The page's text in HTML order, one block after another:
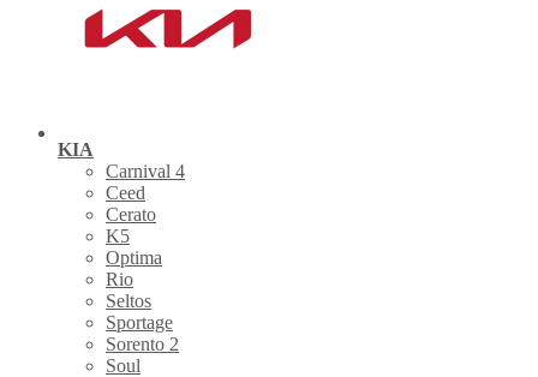
KIA
Carnival 4
Ceed
Cerato
K5
Optima
Rio
Seltos
Sportage
Sorento 2
Soul